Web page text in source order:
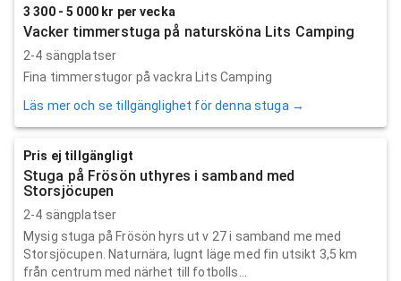
3 300 - 5 000 kr per vecka
Vacker timmerstuga på natursköna Lits Camping
2-4 sängplatser
Fina timmerstugor på vackra Lits Camping
Läs mer och se tillgänglighet för denna stuga →
Pris ej tillgängligt
Stuga på Frösön uthyres i samband med
Storsjöcupen
2-4 sängplatser
Mysig stuga på Frösön hyrs ut v 27 i samband me med
Storsjöcupen. Naturnära, lugnt läge med fin utsikt 3,5 km
från centrum med närhet till fotbolls...